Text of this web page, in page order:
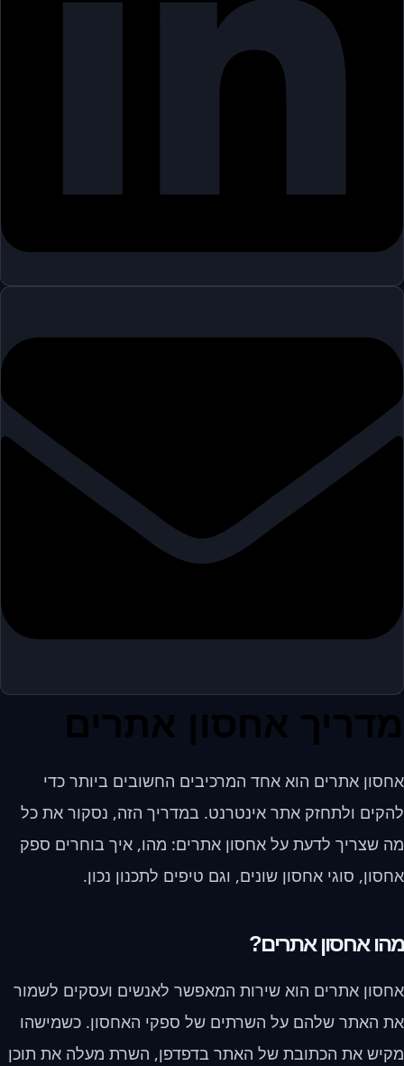
מדריך אחסון אתרים
אחסון אתרים הוא אחד המרכיבים החשובים ביותר כדי
להקים ולתחזק אתר אינטרנט. במדריך הזה, נסקור את כל
מה שצריך לדעת על אחסון אתרים: מהו, איך בוחרים ספק
אחסון, סוגי אחסון שונים, וגם טיפים לתכנון נכון.
מהו אחסון אתרים?
אחסון אתרים הוא שירות המאפשר לאנשים ועסקים לשמור
את האתר שלהם על השרתים של ספקי האחסון. כשמישהו
מקיש את הכתובת של האתר בדפדפן, השרת מעלה את תוכן